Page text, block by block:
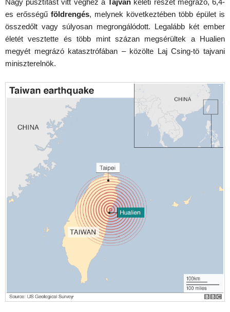
Nagy pusztítást vitt véghez aTajvan keleti részét megrázó, 6,4-
es erősségű földrengés, melynek következtében több épület is
összedőlt vagy súlyosan megrongálódott. Legalább két ember
életét vesztette és több mint százan megsérültek a Hualien
megyét megrázó katasztrófában – közölte Laj Csing-tö tajvani
miniszterelnök.